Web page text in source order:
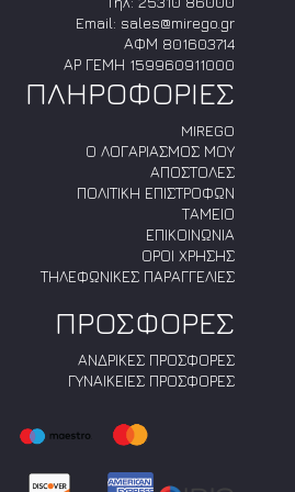
Email: sales@mirego.gr
ΑΦΜ 801603714
ΑΡ ΓΕΜΗ 159960911000
ΠΛΗΡΟΦΟΡΙΕΣ
MIREGO
Ο ΛΟΓΑΡΙΑΣΜΟΣ ΜΟΥ
ΑΠΟΣΤΟΛΕΣ
ΠΟΛΙΤΙΚΗ ΕΠΙΣΤΡΟΦΩΝ
ΤΑΜΕΙΟ
ΕΠΙΚΟΙΝΩΝΙΑ
ΟΡΟΙ ΧΡΗΣΗΣ
ΤΗΛΕΦΩΝΙΚΕΣ ΠΑΡΑΓΓΕΛΙΕΣ
ΠΡΟΣΦΟΡΕΣ
ΑΝΔΡΙΚΕΣ ΠΡΟΣΦΟΡΕΣ
ΓΥΝΑΙΚΕΙΕΣ ΠΡΟΣΦΟΡΕΣ